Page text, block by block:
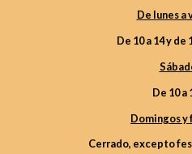
De lunes a
De 10 a 14 y de
De 10 a
Domingos
Cerrado, excepto